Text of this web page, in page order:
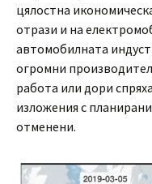
цялостна
отрази и на
автомобилната
огромни
работа или дори
изложения с
отменени.